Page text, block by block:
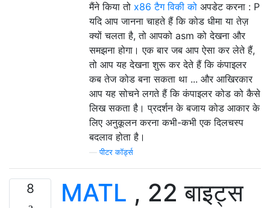
मैंने किया तो x86 टैग विकी को अपडेट करना : P
यदि आप जानना चाहते हैं कि कोड धीमा या तेज़
क्यों चलता है, तो आपको asm को देखना और
समझना होगा। एक बार जब आप ऐसा कर लेते हैं,
तो आप यह देखना शुरू कर देते हैं कि कंपाइलर
कब तेज कोड बना सकता था ... और आखिरकार
आप यह सोचने लगते हैं कि कंपाइलर कोड को कैसे
लिख सकता है। प्रदर्शन के बजाय कोड आकार के
लिए अनुकूलन करना कभी-कभी एक दिलचस्प
बदलाव होता है।
—पीटर कॉर्ड्स
8 MATL , 22 बाइट्स